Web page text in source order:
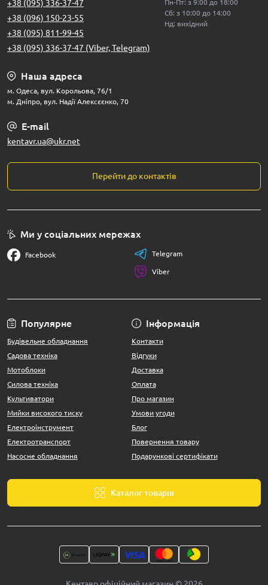
+38 (095) 336-37-47
+38 (096) 150-23-55
+38 (095) 811-99-45
+38 (095) 336-37-47 (Viber, Telegram)
Пн-Пт: з 9:00 до 18:00
Сб: з 10:00 до 14:00
Нд: вихідний
Наша адреса
м. Одеса, вул. Корольова, 76/1
м. Дніпро, вул. Надії Алексєєнко, 70
E-mail
kentavr.ua@ukr.net
Перейти до контактів
Популярне
Будівельне обладнання
Садова техніка
Мотоблоки
Силова техніка
Культиватори
Мийки високого тиску
Електроінструмент
Електротранспорт
Насосне обладнання
Інформація
Контакти
Відгуки
Доставка
Оплата
Про магазин
Умови угоди
Блог
Повернення товару
Подарункові сертифікати
Каталог товарів
Ми у соціальних мережах
Facebook Telegram
Viber